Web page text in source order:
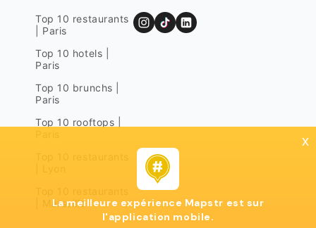
Top 10 restaurants
| Paris
Top 10 hotels |
Paris
Top 10 brunchs |
Paris
Top 10 rooftops |
| Marseille
x
La meilleure expérience Mapstr est sur
l'application mobile.